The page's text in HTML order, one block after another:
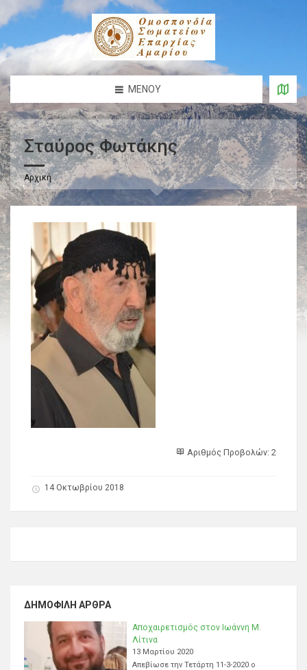
ΜΕΝΟΎ
Σταύρος Φωτάκης
Αρχική
Αριθμός Προβολών: 2
14 Οκτωβρίου 2018
ΔΗΜΟΦΙΛΉ ΆΡΘΡΑ
Αποχαιρετισμός στον Ιωάννη Μ.
Λίτινα
13 Μαρτίου 2020
Απεβίωσε την Τετάρτη 11-3-2020 ο